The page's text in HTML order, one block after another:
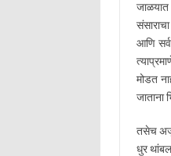
आणि
मोडत
जाताना
तसेच
धुर